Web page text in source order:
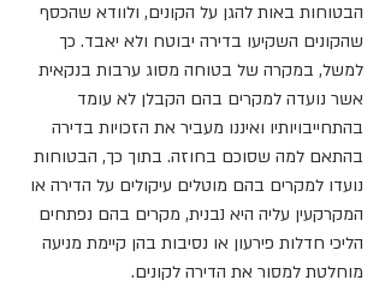
הבטוחות באות להגן על הקונים, ולוודא שהכסף
שהקונים השקיעו בדירה יבוטח ולא יאבד. כך
למשל, במקרה של בטוחה מסוג ערבות בנקאית
אשר נועדה למקרים בהם הקבלן לא עומד
בהתחייבויותיו ואיננו מעביר את הזכויות בדירה
בהתאם למה שסוכם בחוזה. בתוך כך, הבטוחות
נועדו למקרים בהם מוטלים עיקולים על הדירה או
המקרקעין עליה היא נבנית, מקרים בהם נפתחים
הליכי חדלות פירעון או נסיבות בהן קיימת מניעה
מוחלטת למסור את הדירה לקונים.